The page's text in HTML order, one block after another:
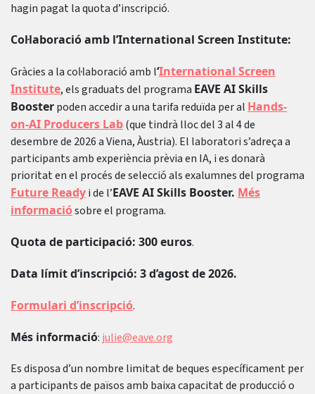
hagin pagat la quota d’inscripció.
Col·laboració amb l’International Screen Institute:
Gràcies a la col·laboració amb l‘International Screen
Institute, els graduats del programa EAVE AI Skills
Boosterpoden accedir a una tarifa reduïda per al Hands-
on-AI Producers Lab(que tindrà lloc del 3 al 4 de
desembre de 2026 a Viena, Àustria). El laboratori s’adreça a
participants amb experiència prèvia en IA, i es donarà
prioritat en el procés de selecció als exalumnes del programa
Future Readyi de l’EAVE AI Skills Booster. Més
informaciósobre el programa.
Quota de participació: 300 euros.
Data límit d’inscripció: 3 d’agost de 2026.
Formulari d’inscripció.
Més informació: julie@eave.org
Es disposa d’un nombre limitat de beques específicament per
a participants de països amb baixa capacitat de producció o